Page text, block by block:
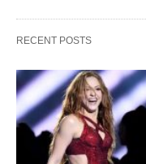
RECENT POSTS